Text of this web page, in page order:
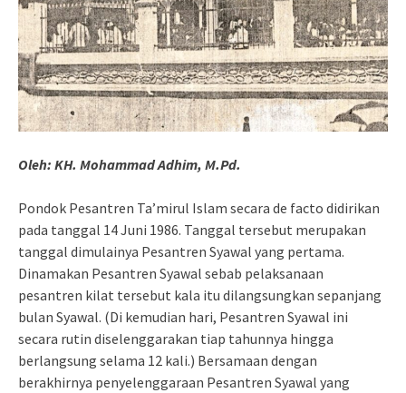
Oleh: KH. Mohammad Adhim, M.Pd.
Pondok Pesantren Ta’mirul Islam secara de facto didirikan
pada tanggal 14 Juni 1986. Tanggal tersebut merupakan
tanggal dimulainya Pesantren Syawal yang pertama.
Dinamakan Pesantren Syawal sebab pelaksanaan
pesantren kilat tersebut kala itu dilangsungkan sepanjang
bulan Syawal. (Di kemudian hari, Pesantren Syawal ini
secara rutin diselenggarakan tiap tahunnya hingga
berlangsung selama 12 kali.) Bersamaan dengan
berakhirnya penyelenggaraan Pesantren Syawal yang